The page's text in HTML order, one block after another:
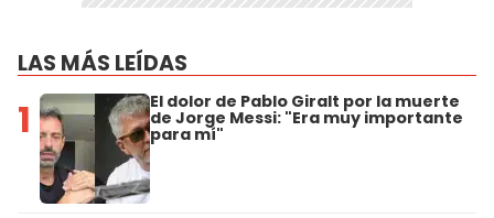
LAS MÁS LEÍDAS
1 El dolor de Pablo Giralt por la muerte
de Jorge Messi: "Era muy importante
para mí"